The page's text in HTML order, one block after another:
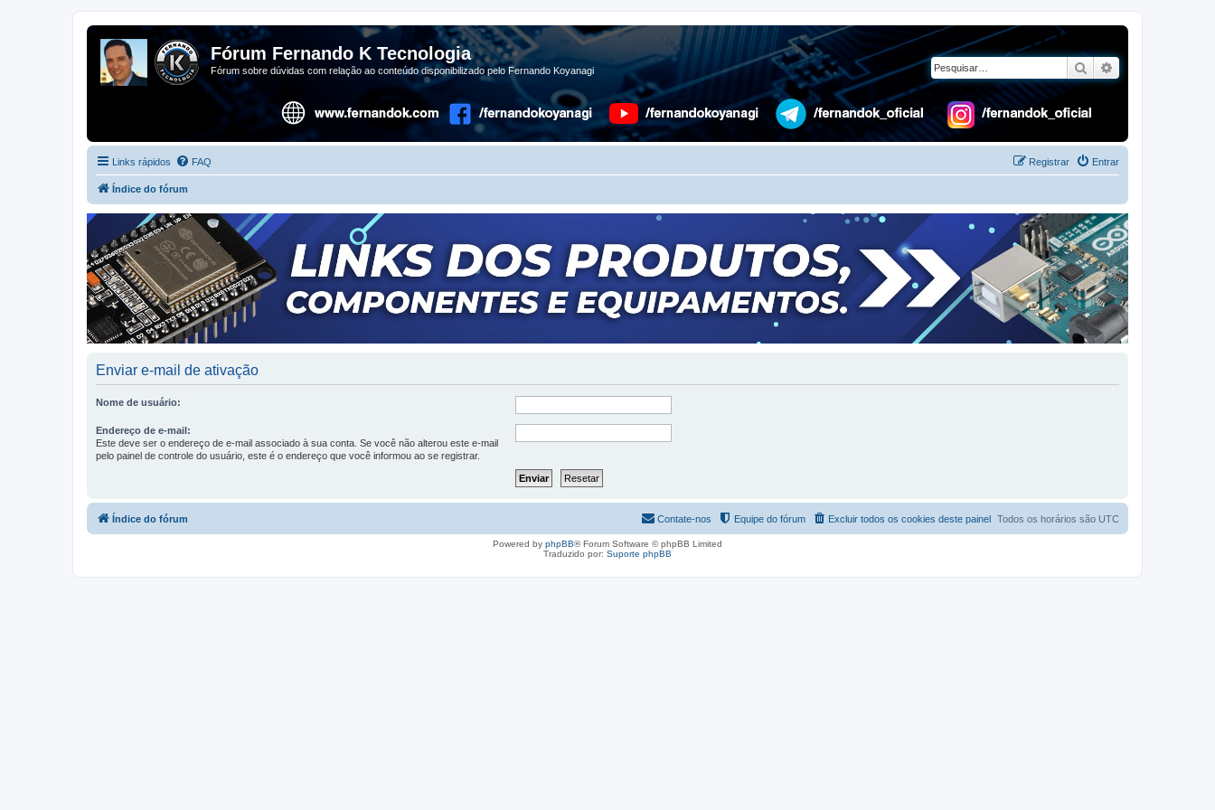
Fórum Fernando K Tecnologia
Fórum sobre dúvidas com relação ao conteúdo disponibilizado pelo Fernando Koyanagi Pesquisar
Links rápidos FAQ Entrar
Registrar
Índice do fórum
Enviar e-mail de ativação
Nome de usuário:
Endereço de e-mail:
Este deve ser o endereço de e-mail associado à sua conta. Se você não alterou este e-mail
pelo painel de controle do usuário, este é o endereço que você informou ao se registrar.
Índice do fórum Todos os horários são UTC
Excluir todos os cookies deste painel
Equipe do fórum
Contate-nos
Powered by phpBB® Forum Software © phpBB Limited
Traduzido por: Suporte phpBB